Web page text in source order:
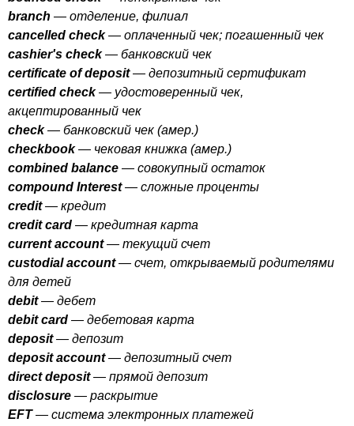
branch — отделение, филиал
cancelled check — оплаченный чек; погашенный чек
cashier's check— банковский чек
certificate of deposit— депозитный сертификат
certified check— удостоверенный чек,
акцептированный чек
check — банковский чек (амер.)
checkbook— чековая книжка (амер.)
combined balance — совокупный остаток
compound Interest— сложные проценты
credit — кредит
credit card — кредитная карта
current account — текущий счет
custodial account— счет, открываемый родителями
для детей
debit — дебет
debit card — дебетовая карта
deposit — депозит
deposit account— депозитный счет
direct deposit — прямой депозит
disclosure — раскрытие
EFT — система электронных платежей